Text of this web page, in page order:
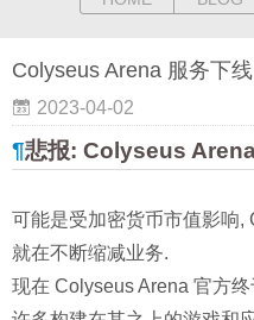
Colyseus Arena 服务下线
2023-04-02
¶悲报: Colyseus
可能是受加密货币市值影响,
就在不断缩减业务.
现在 Colyseus Arena 官方